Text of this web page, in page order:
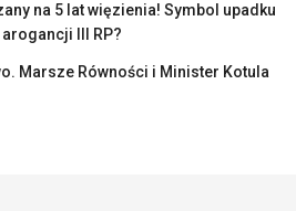
na 5 lat więzienia! Symbol upadku
III RP?
Marsze Równości i Minister Kotula